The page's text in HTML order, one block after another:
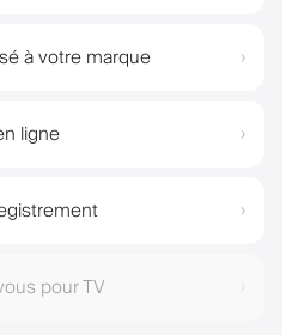
à votre marque ›
ligne ›
›
pour TV ›